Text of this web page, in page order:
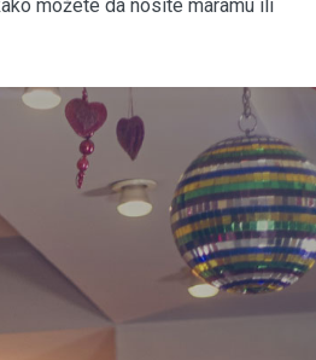
možete da nosite maramu ili